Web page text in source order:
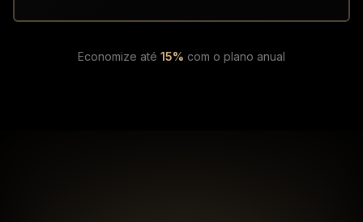
Economize até 15% com o plano anual